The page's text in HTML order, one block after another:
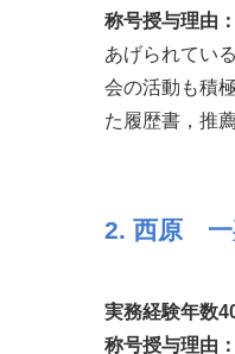
称号授与理由：
あげられてい
会の活動も積
た履歴書，推
2. 西原 一
実務経験年数
称号授与理由：